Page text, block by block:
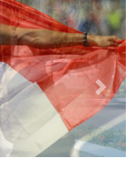
Next